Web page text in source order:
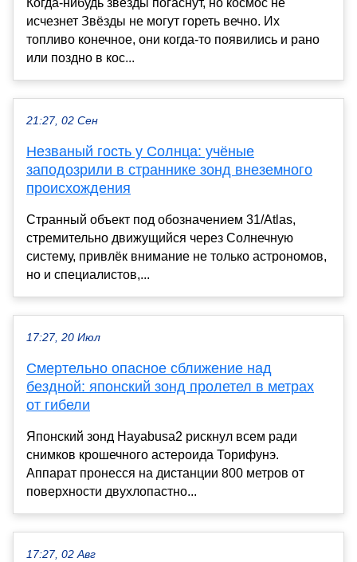
Когда-нибудь звезды погаснут, но космос не
исчезнет Звёзды не могут гореть вечно. Их
топливо конечное, они когда-то появились и рано
или поздно в кос...
21:27, 02 Сен
Незваный гость у Солнца: учёные
заподозрили в страннике зонд внеземного
происхождения
Странный объект под обозначением 31/Atlas,
стремительно движущийся через Солнечную
систему, привлёк внимание не только астрономов,
но и специалистов,...
17:27, 20 Июл
Смертельно опасное сближение над
бездной: японский зонд пролетел в метрах
от гибели
Японский зонд Hayabusa2 рискнул всем ради
снимков крошечного астероида Торифунэ.
Аппарат пронесся на дистанции 800 метров от
поверхности двухлопастно...
17:27, 02 Авг